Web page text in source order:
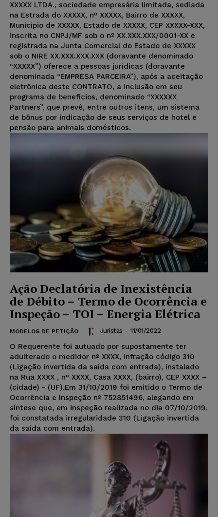
XXXXX LTDA., sociedade empresária limitada, sediada
na Estrada do XXXXX, nº XXXXX, Bairro de XXXXX,
Município de XXXXX, Estado de XXXXX, CEP XXXXX-XXX,
inscrita no CNPJ/MF sob o nº XX.XXX.XXX/0001-XX e
registrada na Junta Comercial do Estado de XXXXX
sob o NIRE XX.XXX.XXX.XXX (doravante denominado
“XXXXX”) oferece a pessoas jurídicas (doravante
denominada “EMPRESA PARCEIRA”), após a aceitação
eletrônica deste CONTRATO, a inclusão em seu
programa de benefícios, denominado “XXXXXX
Partners”, que prevê, entre outros itens, um sistema
de bônus por indicação de seus serviços de hotel e
pensão para animais domésticos.
Ação Declatória de Inexistência
de Débito – Termo de Ocorrência e
Inspeção – TOI – Energia Elétrica
MODELOS DE PETIÇÃO Juristas - 11/01/2022
O Requerente foi autuado por supostamente ter
adulterado o medidor nº XXXX, infração código 310
(Ligação invertida da saída com entrada), instalado
na Rua XXXX , nº XXXX, Casa XXXX, (bairro), CEP XXXX –
(cidade) - (UF).Em 31/10/2019 foi emitido o Termo de
Ocorrência e Inspeção nº 752851496, alegando em
síntese que, em inspeção realizada no dia 07/10/2019,
foi constatada irregularidade 310 (Ligação invertida
da saída com entrada).